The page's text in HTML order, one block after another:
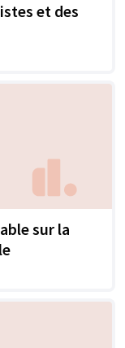
et des
sur la